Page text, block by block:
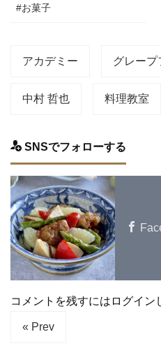
#お菓子
アカデミー グレープ
中村 哲也 料理教室
SNSでフォローする
コメントを残すにはログイン
« Prev